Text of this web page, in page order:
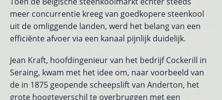
meer concurrentie kreeg van goedkopere steenkool
uit de omliggende landen, werd het belang van een
efficiënte afvoer via een kanaal pijnlijk duidelijk.
Jean Kraft, hoofdingenieur van het bedrijf Cockerill in
Seraing, kwam met het idee om, naar voorbeeld van
de in 1875 geopende scheepslift van Anderton, het
grote hoogteverschil te overbruggen met een